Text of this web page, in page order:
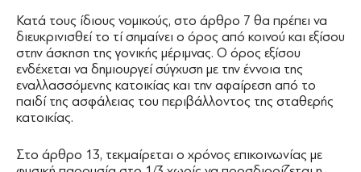
Κατά τους ίδιους νομικούς, στο άρθρο 7 θα πρέπει να
διευκρινισθεί το τί σημαίνει ο όρος από κοινού και εξίσου
στην άσκηση της γονικής μέριμνας. Ο όρος εξίσου
ενδέχεται να δημιουργεί σύγχυση με την έννοια της
εναλλασσόμενης κατοικίας και την αφαίρεση από το
παιδί της ασφάλειας του περιβάλλοντος της σταθερής
κατοικίας.
Στο άρθρο 13, τεκμαίρεται ο χρόνος επικοινωνίας με